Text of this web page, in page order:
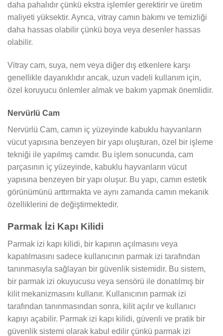
daha pahalıdır çünkü ekstra işlemler gerektirir ve üretim
maliyeti yüksektir. Ayrıca, vitray camın bakımı ve temizliği
daha hassas olabilir çünkü boya veya desenler hassas
olabilir.
Vitray cam, suya, nem veya diğer dış etkenlere karşı
genellikle dayanıklıdır ancak, uzun vadeli kullanım için,
özel koruyucu önlemler almak ve bakım yapmak önemlidir.
Nervürlü Cam
Nervürlü Cam, camın iç yüzeyinde kabuklu hayvanların
vücut yapısına benzeyen bir yapı oluşturan, özel bir işleme
tekniği ile yapılmış camdır. Bu işlem sonucunda, cam
parçasının iç yüzeyinde, kabuklu hayvanların vücut
yapısına benzeyen bir yapı oluşur. Bu yapı, camın estetik
görünümünü arttırmakta ve aynı zamanda camın mekanik
özelliklerini de değiştirmektedir.
Parmak İzi Kapı Kilidi
Parmak izi kapı kilidi, bir kapının açılmasını veya
kapatılmasını sadece kullanıcının parmak izi tarafından
tanınmasıyla sağlayan bir güvenlik sistemidir. Bu sistem,
bir parmak izi okuyucusu veya sensörü ile donatılmış bir
kilit mekanizmasını kullanır. Kullanıcının parmak izi
tarafından tanınmasından sonra, kilit açılır ve kullanıcı
kapıyı açabilir. Parmak izi kapı kilidi, güvenli ve pratik bir
güvenlik sistemi olarak kabul edilir çünkü parmak izi